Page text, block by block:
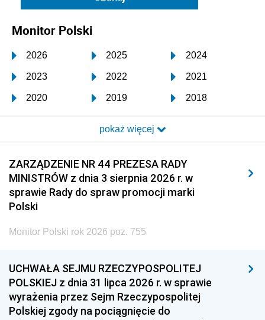
Monitor Polski
2026 2025 2024
2023 2022 2021
2020 2019 2018
2017 2016 2015
2014 2013 2012
2011 2010 2009
2008 2007 2006
2005
1996 1995 1994
1993 1992 1991
1990 1989
pokaż więcej
ZARZĄDZENIE NR 44 PREZESA RADY
MINISTRÓW z dnia 3 sierpnia 2026 r. w
sprawie Rady do spraw promocji marki
Polski
Monitor Polski rok 2026 poz. 755
UCHWAŁA SEJMU RZECZYPOSPOLITEJ
POLSKIEJ z dnia 31 lipca 2026 r. w sprawie
wyrażenia przez Sejm Rzeczypospolitej
Polskiej zgody na pociągnięcie do